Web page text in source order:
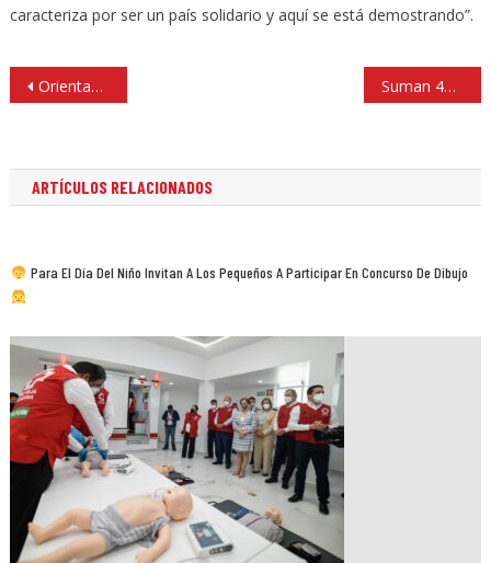
caracteriza por ser un país solidario y aquí se está demostrando”.
Navegación
de
Orientan a jóvenes en derechos como identidad, a la vida, y familia en Atizapán Suman 49 parques infantiles inaugurados en Huxquilucan
ARTÍCULOS RELACIONADOS
Para El Día Del Niño Invitan A Los Pequeños A Participar En Concurso De Dibujo